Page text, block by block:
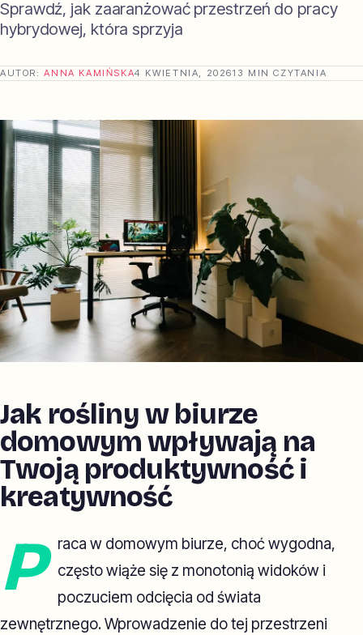
Sprawdź, jak zaaranżować przestrzeń do pracy
hybrydowej, która sprzyja
AUTOR:ANNA KAMIŃSKA4 KWIETNIA, 202613 MIN CZYTANIA
Jak rośliny w biurze
domowym wpływają na
Twoją produktywność i
kreatywność
P
raca w domowym biurze, choć wygodna,
często wiąże się z monotonią widoków i
poczuciem odcięcia od świata
zewnętrznego. Wprowadzenie do tej przestrzeni